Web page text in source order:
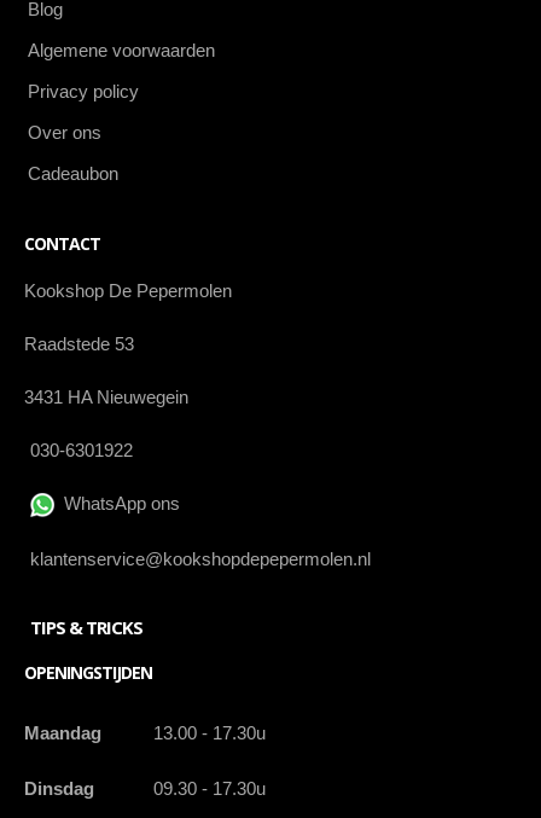
Blog
Algemene voorwaarden
Privacy policy
Over ons
Cadeaubon
CONTACT
Kookshop De Pepermolen
Raadstede 53
3431 HA Nieuwegein
030-6301922
WhatsApp ons
klantenservice@kookshopdepepermolen.nl
TIPS & TRICKS
OPENINGSTIJDEN
Maandag 13.00 - 17.30u
Dinsdag 09.30 - 17.30u